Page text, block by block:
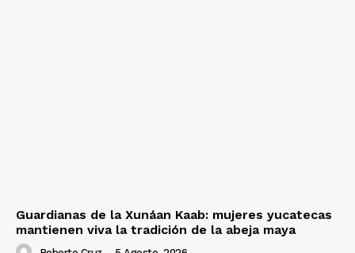
Guardianas de la Xunáan Kaab: mujeres yucatecas
mantienen viva la tradición de la abeja maya